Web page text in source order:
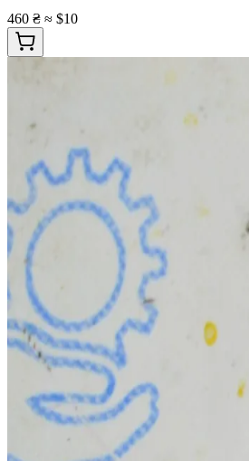
460 ₴ ≈ $10